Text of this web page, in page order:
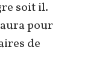
soit il.
pour
de